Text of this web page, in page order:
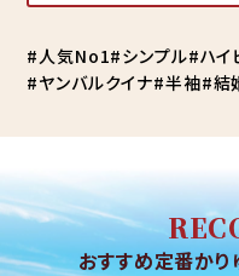
人気No1 シンプル ハイ
ヤンバルクイナ 半袖 結
おすすめ定番かり